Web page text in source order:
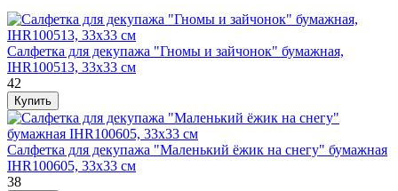
Салфетка для декупажа "Гномы и зайчонок" бумажная,
IHR100513, 33х33 см
42
Салфетка для декупажа "Маленький ёжик на снегу" бумажная
IHR100605, 33х33 см
38